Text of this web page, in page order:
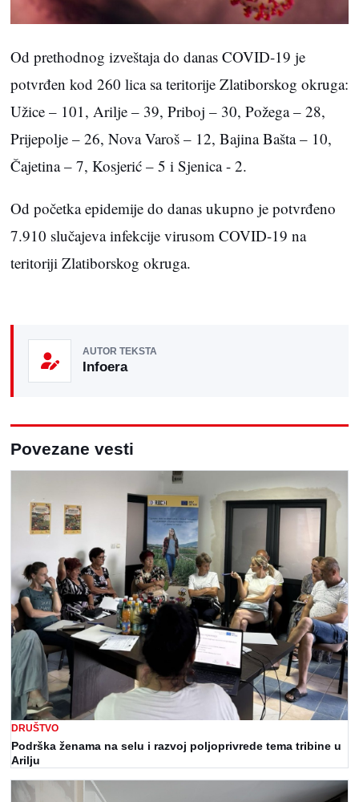
Od prethodnog izveštaja do danas COVID-19 je
potvrđen kod 260 lica sa teritorije Zlatiborskog okruga:
Užice – 101, Arilje – 39, Priboj – 30, Požega – 28,
Prijepolje – 26, Nova Varoš – 12, Bajina Bašta – 10,
Čajetina – 7, Kosjerić – 5 i Sjenica - 2.
Od početka epidemije do danas ukupno je potvrđeno
7.910 slučajeva infekcije virusom COVID-19 na
teritoriji Zlatiborskog okruga.
AUTOR TEKSTA
Infoera
Povezane vesti
DRUŠTVO
Podrška ženama na selu i razvoj poljoprivrede tema tribine u
Arilju